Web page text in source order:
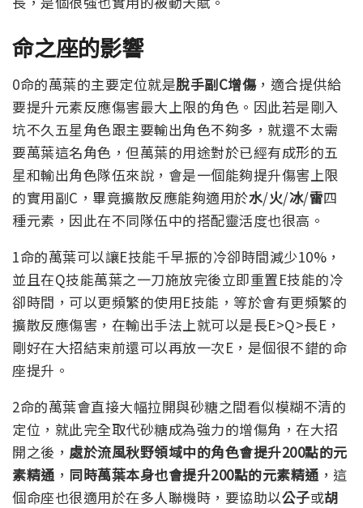
命之座的影響
0命的萬葉的主要定位就是脫手副C增傷，適合提供給
要提升元素反應傷害最大上限的角色。因此若是剛入
坑不久五星角色跟主要輸出角色不夠多，就還不太需
要萬葉這名角色，但萬葉的用途對於已經有成形的五
星和輸出角色隊伍來說，會是一個能夠提升傷害上限
的實用副C，畢竟擴散反應能夠適用於水/火/冰/雷四
種元素，因此在不同隊伍中的搭配靈活度也很高。
1命的萬葉可以讓E技能千早振的冷卻時間減少10%，
並且在Q技能萬葉之一刀施放完後立即重置E技能的冷
卻時間，可以更頻繁的使用E技能，等於會有更頻繁的
擴散反應傷害，在輸出手法上就可以是長E>Q>長E，
剛好在大招結束前還可以再放一次E，是個很不錯的命
座提升。
2命的萬葉會直接大幅拉開與砂糖之間看似模糊不清的
定位，就此完全取代砂糖成為強力的增傷角，在大招
開之後， 處於流風秋野領域中的角色會提升200點的元
素精通 ， 同時萬葉本身也會提升200點的元素精通 ，這
個命座也很適用於在多人聯機時，要協助以公子或胡